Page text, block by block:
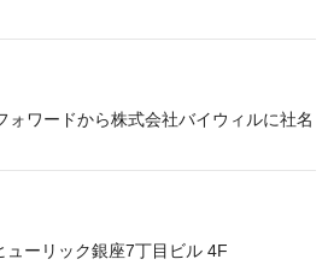
ワードから株式会社バイウィルに社名
ューリック銀座7丁目ビル 4F